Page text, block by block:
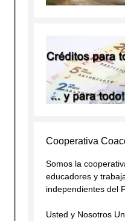
Cooperativa
Somos la
educadores y
independientes del
Usted y Nosotros